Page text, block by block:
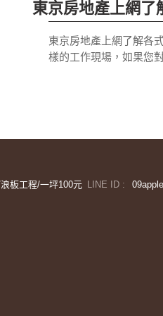
東京房地產上網了解各
樣的工作現場，如果您
發現這是一次非常豐富
宿。
板工程/一坪100元 LINE ID :